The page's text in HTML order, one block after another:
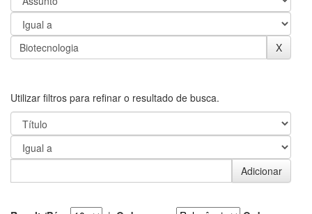
Utilizar filtros para refinar o resultado de busca.